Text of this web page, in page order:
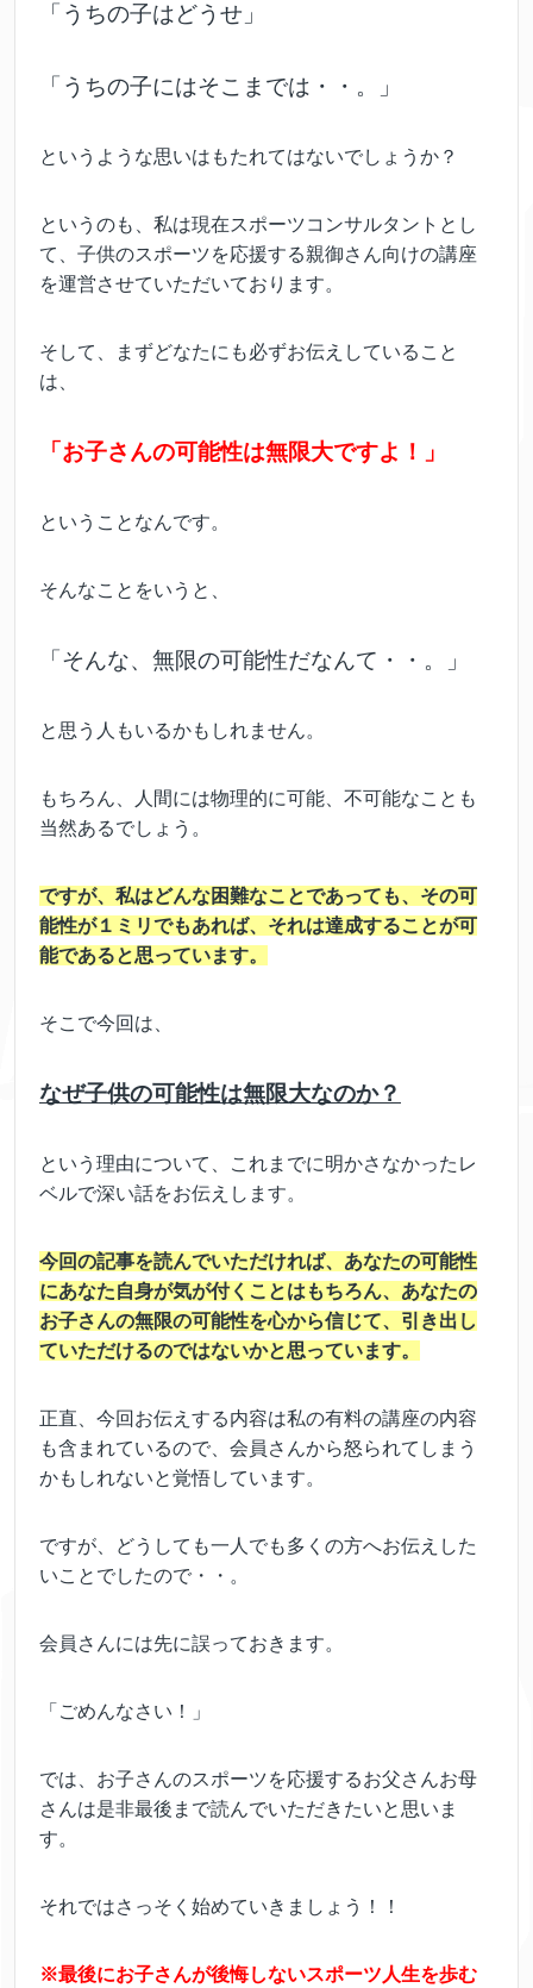
「うちの子はどうせ」
「うちの子にはそこまでは・・。」
というような思いはもたれてはないでしょうか？
というのも、私は現在スポーツコンサルタントとし
て、子供のスポーツを応援する親御さん向けの講座
を運営させていただいております。
そして、まずどなたにも必ずお伝えしていること
は、
「お子さんの可能性は無限大ですよ！」
ということなんです。
そんなことをいうと、
「そんな、無限の可能性だなんて・・。」
と思う人もいるかもしれません。
もちろん、人間には物理的に可能、不可能なことも
当然あるでしょう。
ですが、私はどんな困難なことであっても、その可
能性が１ミリでもあれば、それは達成することが可
能であると思っています。
そこで今回は、
なぜ子供の可能性は無限大なのか？
という理由について、これまでに明かさなかったレ
ベルで深い話をお伝えします。
今回の記事を読んでいただければ、あなたの可能性
にあなた自身が気が付くことはもちろん、あなたの
お子さんの無限の可能性を心から信じて、引き出し
ていただけるのではないかと思っています。
正直、今回お伝えする内容は私の有料の講座の内容
も含まれているので、会員さんから怒られてしまう
かもしれないと覚悟しています。
ですが、どうしても一人でも多くの方へお伝えした
いことでしたので・・。
会員さんには先に誤っておきます。
「ごめんなさい！」
では、お子さんのスポーツを応援するお父さんお母
さんは是非最後まで読んでいただきたいと思いま
す。
それではさっそく始めていきましょう！！
※最後にお子さんが後悔しないスポーツ人生を歩む